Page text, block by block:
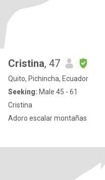
Cristina, 47
Quito, Pichincha, Ecuador
Seeking: Male 45 - 61
Cristina
Adoro escalar montañas